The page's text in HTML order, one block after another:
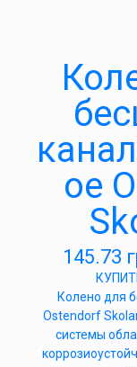
ое
145.73
Колено для
Ostendorf
системы